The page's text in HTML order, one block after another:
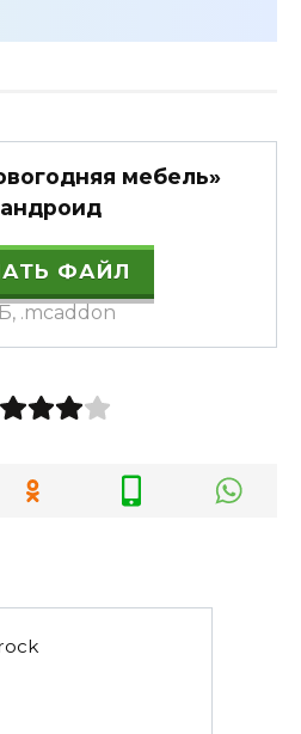
мебель»
ФАЙЛ
.mcaddon